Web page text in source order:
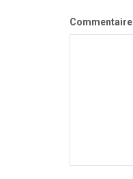
Commentaire